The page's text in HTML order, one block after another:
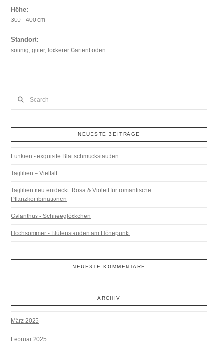
Höhe:
300 - 400 cm
Standort:
sonnig; guter, lockerer Gartenboden
NEUESTE BEITRÄGE
Funkien - exquisite Blattschmuckstauden
Taglilien – Vielfalt
Taglilien neu entdeckt: Rosa & Violett für romantische
Pflanzkombinationen
Galanthus - Schneeglöckchen
Hochsommer - Blütenstauden am Höhepunkt
NEUESTE KOMMENTARE
ARCHIV
März 2025
Februar 2025